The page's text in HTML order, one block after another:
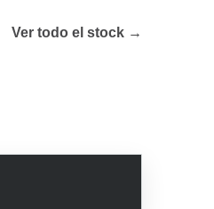
Ver todo el stock →